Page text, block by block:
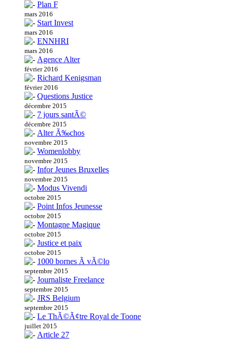
Plan F
mars 2016
Start Invest
mars 2016
ENNHRI
mars 2016
Agence Alter
février 2016
Richard Kenigsman
février 2016
Questions Justice
décembre 2015
7 jours santÃ©
décembre 2015
Alter Ã‰chos
novembre 2015
Womenlobby
novembre 2015
Infor Jeunes Bruxelles
novembre 2015
Modus Vivendi
octobre 2015
Point Infos Jeunesse
octobre 2015
Montagne Magique
octobre 2015
Justice et paix
octobre 2015
1000 bornes Ã vÃ©lo
septembre 2015
Journaliste Freelance
septembre 2015
JRS Belgium
septembre 2015
Le ThÃ©Ã¢tre Royal de Toone
juillet 2015
Article 27